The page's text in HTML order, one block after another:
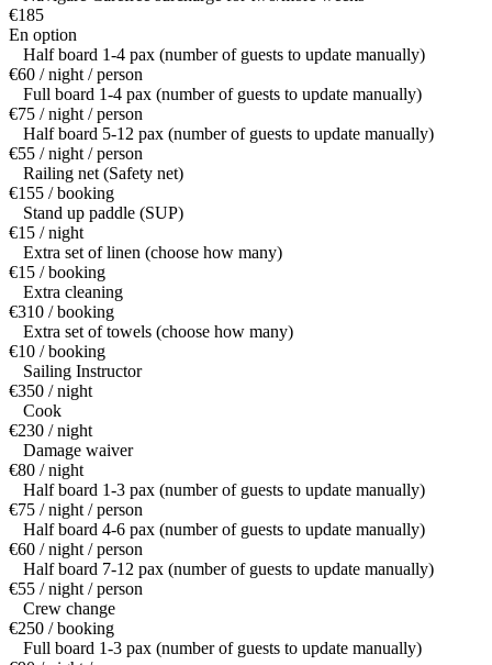
€185
En option
Half board 1-4 pax (number of guests to update manually)
€60 / night / person
Full board 1-4 pax (number of guests to update manually)
€75 / night / person
Half board 5-12 pax (number of guests to update manually)
€55 / night / person
Railing net (Safety net)
€155 / booking
Stand up paddle (SUP)
€15 / night
Extra set of linen (choose how many)
€15 / booking
Extra cleaning
€310 / booking
Extra set of towels (choose how many)
€10 / booking
Sailing Instructor
€350 / night
Cook
€230 / night
Damage waiver
€80 / night
Half board 1-3 pax (number of guests to update manually)
€75 / night / person
Half board 4-6 pax (number of guests to update manually)
€60 / night / person
Half board 7-12 pax (number of guests to update manually)
€55 / night / person
Crew change
€250 / booking
Full board 1-3 pax (number of guests to update manually)